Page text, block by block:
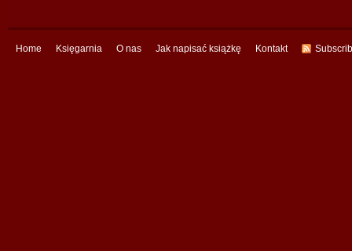
Home Księgarnia O nas Jak napisać książkę Kontakt